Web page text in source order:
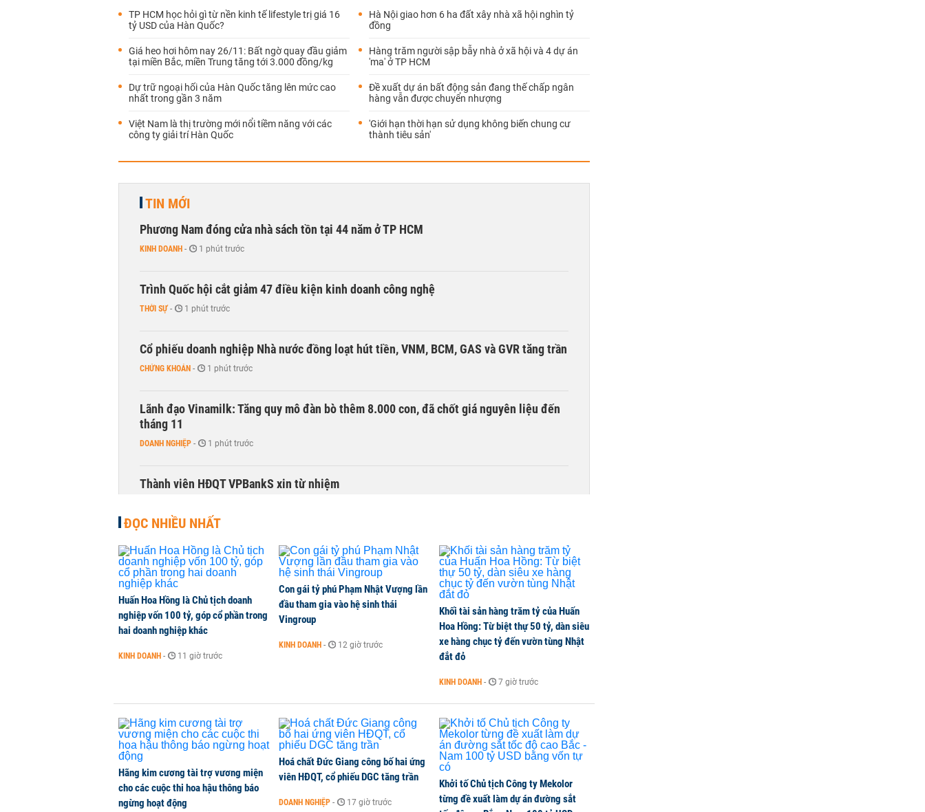
TP HCM học hỏi gì từ nền kinh tế lifestyle trị giá 16
tỷ USD của Hàn Quốc?
Giá heo hơi hôm nay 26/11: Bất ngờ quay đầu giảm
tại miền Bắc, miền Trung tăng tới 3.000 đồng/kg
Dự trữ ngoại hối của Hàn Quốc tăng lên mức cao
nhất trong gần 3 năm
Việt Nam là thị trường mới nổi tiềm năng với các
công ty giải trí Hàn Quốc
Hà Nội giao hơn 6 ha đất xây nhà xã hội nghìn tỷ
đồng
Hàng trăm người sập bẫy nhà ở xã hội và 4 dự án
'ma' ở TP HCM
Đề xuất dự án bất động sản đang thế chấp ngân
hàng vẫn được chuyển nhượng
'Giới hạn thời hạn sử dụng không biến chung cư
thành tiêu sản'
TIN MỚI
Phương Nam đóng cửa nhà sách tồn tại 44 năm ở TP HCM
KINH DOANH - 1 phút trước
Trình Quốc hội cắt giảm 47 điều kiện kinh doanh công nghệ
THỜI SỰ - 1 phút trước
Cổ phiếu doanh nghiệp Nhà nước đồng loạt hút tiền, VNM, BCM, GAS và GVR tăng trần
CHỨNG KHOÁN - 1 phút trước
Lãnh đạo Vinamilk: Tăng quy mô đàn bò thêm 8.000 con, đã chốt giá nguyên liệu đến
tháng 11
DOANH NGHIỆP - 1 phút trước
Thành viên HĐQT VPBankS xin từ nhiệm
ĐỌC NHIỀU NHẤT
Huấn Hoa Hồng là Chủ tịch doanh
nghiệp vốn 100 tỷ, góp cổ phần trong
hai doanh nghiệp khác
KINH DOANH - 11 giờ trước
Con gái tỷ phú Phạm Nhật Vượng lần
đầu tham gia vào hệ sinh thái
Vingroup
KINH DOANH - 12 giờ trước
Khối tài sản hàng trăm tỷ của Huấn
Hoa Hồng: Từ biệt thự 50 tỷ, dàn siêu
xe hàng chục tỷ đến vườn tùng Nhật
đắt đỏ
KINH DOANH - 7 giờ trước
Hãng kim cương tài trợ vương miện
cho các cuộc thi hoa hậu thông báo
ngừng hoạt động
Hoá chất Đức Giang công bố hai ứng
viên HĐQT, cổ phiếu DGC tăng trần
DOANH NGHIỆP - 17 giờ trước
Khởi tố Chủ tịch Công ty Mekolor
từng đề xuất làm dự án đường sắt